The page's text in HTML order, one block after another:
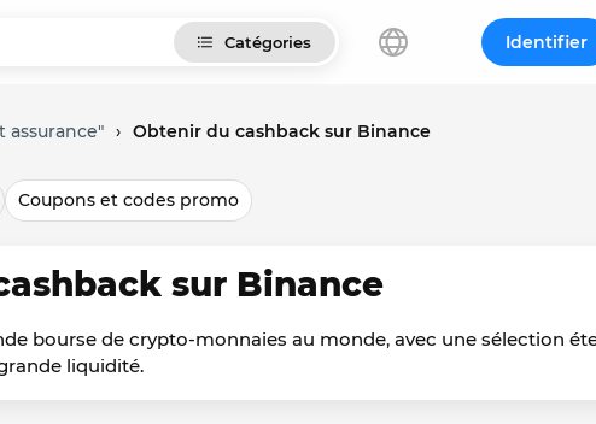
Catégories Identifier
assurance" › Obtenir du cashback sur Binance
Coupons et codes promo
sur Binance
bourse de crypto-monnaies au monde, avec une sélection
liquidité.